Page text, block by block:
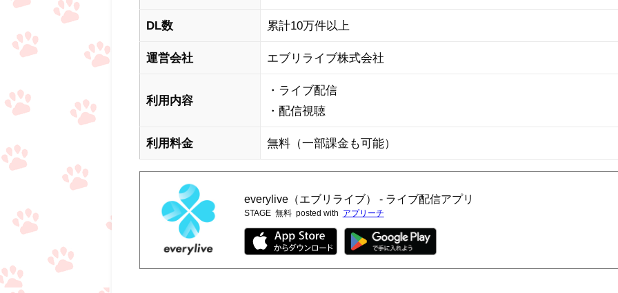
DL数 累計10万件以上
運営会社 エブリライブ株式会社
利用内容
・ライブ配信
・配信視聴
利用料金 無料（一部課金も可能）
everylive（エブリライブ） - ライブ配信アプリ
STAGE 無料 posted with アプリーチ